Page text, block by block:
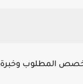
المطلوب وخبرة